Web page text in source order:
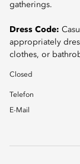
gatherings.
Dress Code:
appropriately
clothes, or
Closed
Telefon
E-Mail